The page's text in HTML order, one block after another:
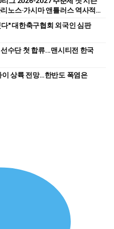
노스·가시마 앤틀러스 역사적
" 대한축구협회 외국인 심판
수단 첫 합류...맨시티전 한국
상륙 전망…한반도 폭염은